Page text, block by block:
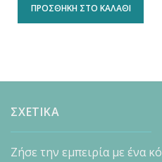
ΠΡΟΣΘΉΚΗ ΣΤΟ ΚΑΛΆΘΙ
ΣΧΕΤΙΚΑ
Ζήσε την εμπειρία με ένα